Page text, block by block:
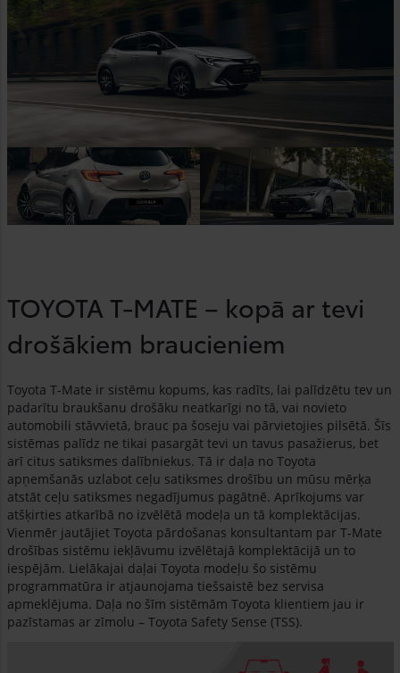
TOYOTA T-MATE – kopā ar tevi
drošākiem braucieniem
Toyota T-Mate ir sistēmu kopums, kas radīts, lai palīdzētu tev un
padarītu braukšanu drošāku neatkarīgi no tā, vai novieto
automobili stāvvietā, brauc pa šoseju vai pārvietojies pilsētā. Šīs
sistēmas palīdz ne tikai pasargāt tevi un tavus pasažierus, bet
arī citus satiksmes dalībniekus. Tā ir daļa no Toyota
apņemšanās uzlabot ceļu satiksmes drošību un mūsu mērķa
atstāt ceļu satiksmes negadījumus pagātnē. Aprīkojums var
atšķirties atkarībā no izvēlētā modeļa un tā komplektācijas.
Vienmēr jautājiet Toyota pārdošanas konsultantam par T-Mate
drošības sistēmu iekļāvumu izvēlētajā komplektācijā un to
iespējām. Lielākajai daļai Toyota modeļu šo sistēmu
programmatūra ir atjaunojama tiešsaistē bez servisa
apmeklējuma. Daļa no šīm sistēmām Toyota klientiem jau ir
pazīstamas ar zīmolu – Toyota Safety Sense (TSS).